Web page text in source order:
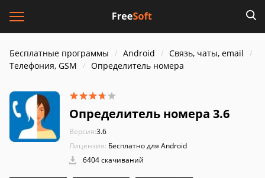
Бесплатные программы Android
Связь, чаты, email
Телефония, GSM
Определитель номера
Определитель номера 3.6
Версия:3.6
Лицензия: Бесплатно для Android
6404 скачиваний